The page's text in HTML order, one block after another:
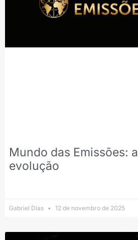
Mundo das Emissões: a
evolução
Gabriel Dias 12 de novembro de 2025